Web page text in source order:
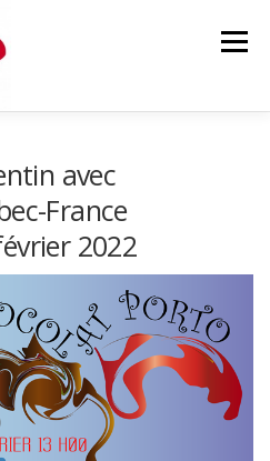
Menu
COMMUN
avec
France
2022